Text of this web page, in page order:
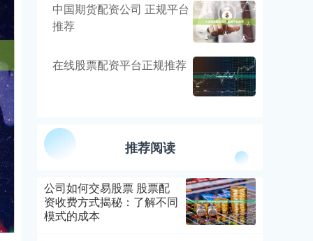
中国期货配资公司 正规平台
推荐
在线股票配资平台正规推荐
推荐阅读
公司如何交易股票 股票配
资收费方式揭秘：了解不同
模式的成本